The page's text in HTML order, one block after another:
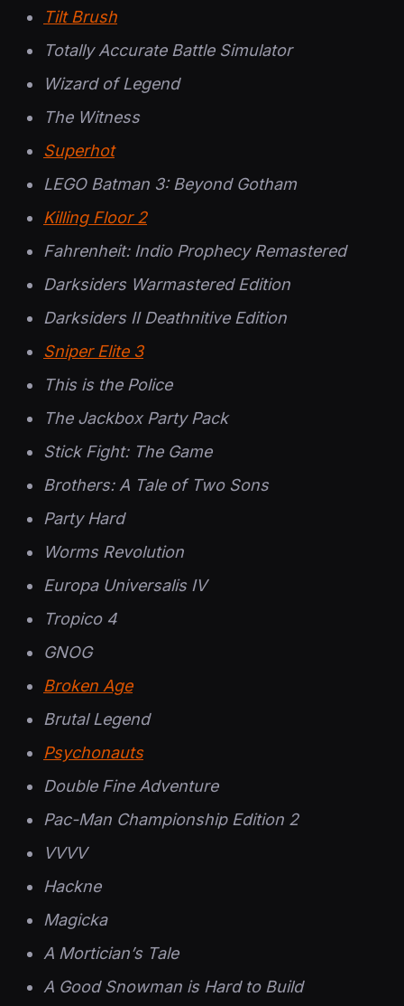
Tilt Brush
Totally Accurate Battle Simulator
Wizard of Legend
The Witness
Superhot
LEGO Batman 3: Beyond Gotham
Killing Floor 2
Fahrenheit: Indio Prophecy Remastered
Darksiders Warmastered Edition
Darksiders II Deathnitive Edition
Sniper Elite 3
This is the Police
The Jackbox Party Pack
Stick Fight: The Game
Brothers: A Tale of Two Sons
Party Hard
Worms Revolution
Europa Universalis IV
Tropico 4
GNOG
Broken Age
Brutal Legend
Psychonauts
Double Fine Adventure
Pac-Man Championship Edition 2
VVVV
Hackne
Magicka
A Mortician’s Tale
A Good Snowman is Hard to Build